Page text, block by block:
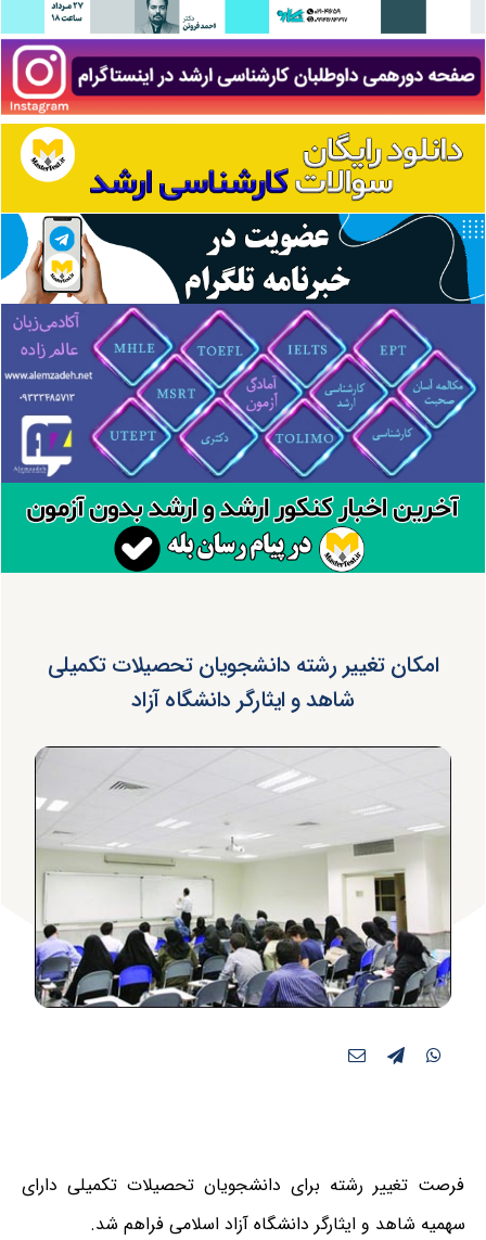
امکان تغییر رشته دانشجویان تحصیلات تکمیلی
شاهد و ایثارگر دانشگاه آزاد
فرصت تغییر رشته برای دانشجویان تحصیلات تکمیلی دارای
سهمیه شاهد و ایثارگر دانشگاه آزاد اسلامی فراهم شد.